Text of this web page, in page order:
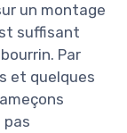
un montage
suffisant
Par
et quelques
pas